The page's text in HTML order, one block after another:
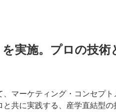
実施。プロの技術
、マーケティング・コンセプ
共に実践する、産学直結型